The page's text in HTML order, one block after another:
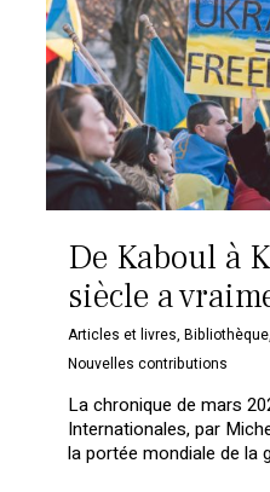
De Kaboul à
siècle a
Articles et livres,Bibliothèque
Nouvelles contributions
La chronique de mars
Internationales, par
la portée mondiale de la